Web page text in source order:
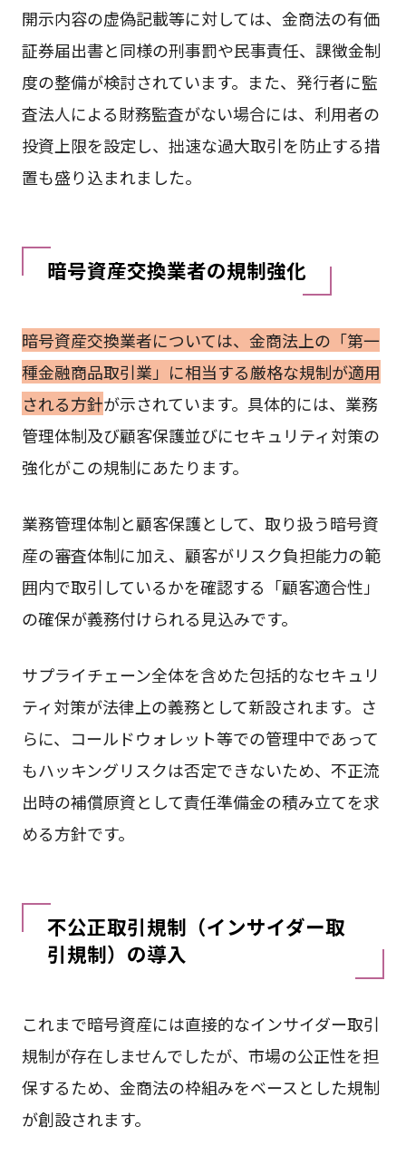
開示内容の虚偽記載等に対しては、金商法の有価
証券届出書と同様の刑事罰や民事責任、課徴金制
度の整備が検討されています。また、発行者に監
査法人による財務監査がない場合には、利用者の
投資上限を設定し、拙速な過大取引を防止する措
置も盛り込まれました。
暗号資産交換業者の規制強化
暗号資産交換業者については、金商法上の「第一
種金融商品取引業」に相当する厳格な規制が適用
される方針が示されています。具体的には、業務
管理体制及び顧客保護並びにセキュリティ対策の
強化がこの規制にあたります。
業務管理体制と顧客保護として、取り扱う暗号資
産の審査体制に加え、顧客がリスク負担能力の範
囲内で取引しているかを確認する「顧客適合性」
の確保が義務付けられる見込みです。
サプライチェーン全体を含めた包括的なセキュリ
ティ対策が法律上の義務として新設されます。さ
らに、コールドウォレット等での管理中であって
もハッキングリスクは否定できないため、不正流
出時の補償原資として責任準備金の積み立てを求
める方針です。
不公正取引規制（インサイダー取
引規制）の導入
これまで暗号資産には直接的なインサイダー取引
規制が存在しませんでしたが、市場の公正性を担
保するため、金商法の枠組みをベースとした規制
が創設されます。